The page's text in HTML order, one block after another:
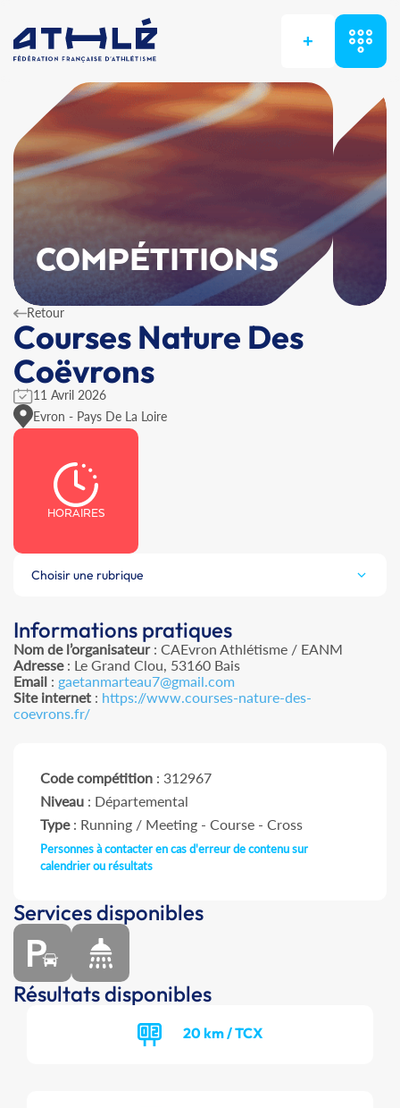
+
COMPÉTITIONS
Retour
Courses Nature Des
Coëvrons
11 Avril 2026
Evron - Pays De La Loire
HORAIRES
Choisir une rubrique
Informations pratiques
Nom de l’organisateur: CAEvron Athlétisme / EANM
Adresse: Le Grand Clou, 53160 Bais
Email : gaetanmarteau7@gmail.com
Site internet : https://www.courses-nature-des-
coevrons.fr/
Code compétition : 312967
Niveau : Départemental
Type: Running / Meeting - Course - Cross
Personnes à contacter en cas d'erreur de contenu sur
calendrier ou résultats
Services disponibles
Résultats disponibles
20 km / TCX